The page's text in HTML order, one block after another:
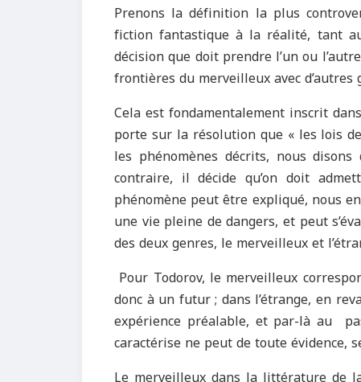
Prenons la définition la plus
fiction fantastique à la réalité, tant
décision que doit prendre l’un ou
frontières du merveilleux avec d’autres
Cela est fondamentalement inscrit
porte sur la résolution que « les lois
les phénomènes décrits, nous
contraire, il décide qu’on doit
phénomène peut être expliqué, nous
une vie pleine de dangers, et peut
des deux genres, le merveilleux et
Pour Todorov, le merveilleux
donc à un futur ; dans l’étrange, en
expérience préalable, et par-là au
caractérise ne peut de toute évidence,